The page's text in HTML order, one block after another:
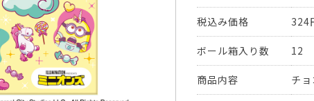
税込み価格 324
ボール箱入り数 12
商品内容 チ